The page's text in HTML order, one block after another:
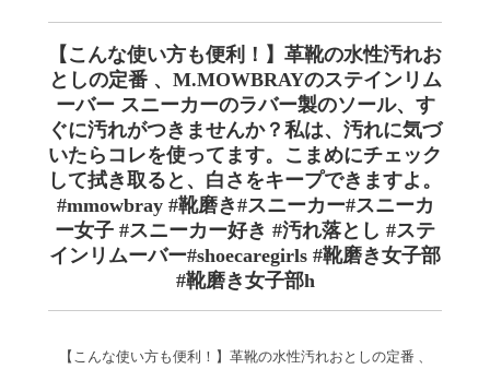
【こんな使い方も便利！】革靴の水性汚れお
としの定番 、M.MOWBRAYのステインリム
ーバー︎ スニーカーのラバー製のソール、す
ぐに汚れがつきませんか？私は、汚れに気づ
いたらコレを使ってます。こまめにチェック
して拭き取ると、白さをキープできますよ。
#mmowbray #靴磨き#スニーカー#スニーカ
ー女子 #スニーカー好き #汚れ落とし #ステ
インリムーバー#shoecaregirls #靴磨き女子部
#靴磨き女子部h
【こんな使い方も便利！】革靴の水性汚れおとしの定番 、